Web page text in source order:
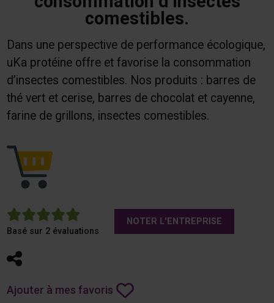
comestibles.
Dans une perspective de performance écologique,
uKa protéine offre et favorise la consommation
d’insectes comestibles. Nos produits : barres de
thé vert et cerise, barres de chocolat et cayenne,
farine de grillons, insectes comestibles.
5
Basé sur 2 évaluations
NOTER L'ENTREPRISE
Partager
Ajouter à mes favoris